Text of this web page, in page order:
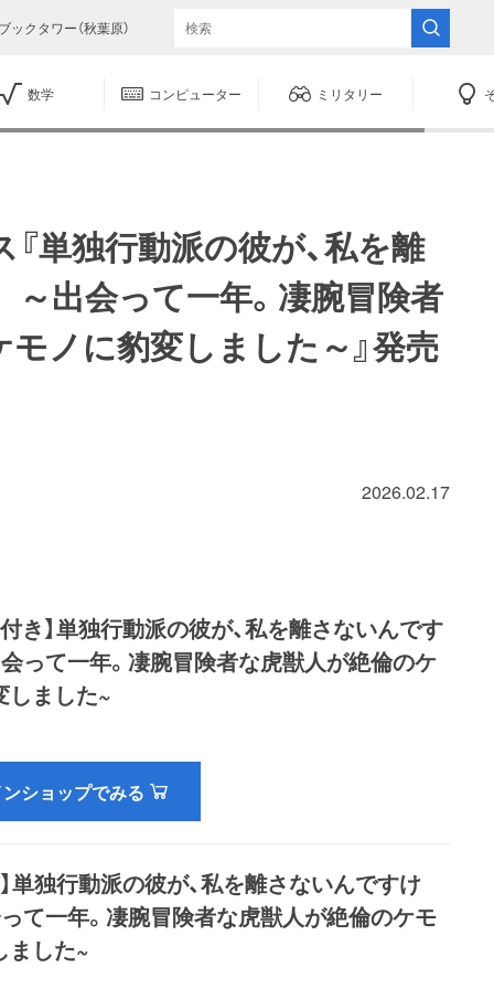
ブックタワー（秋葉原）
数学 コンピューター ミリタリー
単独行動派の彼が、私を離
出会って一年。凄腕冒険者
ノに豹変しました～』発売
2026.02.17
き】単独行動派の彼が、私を離さないんです
って一年。凄腕冒険者な虎獣人が絶倫のケ
しました~
ショップでみる
単独行動派の彼が、私を離さないんですけ
て一年。凄腕冒険者な虎獣人が絶倫のケモ
ました~